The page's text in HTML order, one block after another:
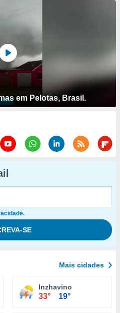
em Pelotas, Brasil.
Mais cidades
Inzhavino
33° 19°